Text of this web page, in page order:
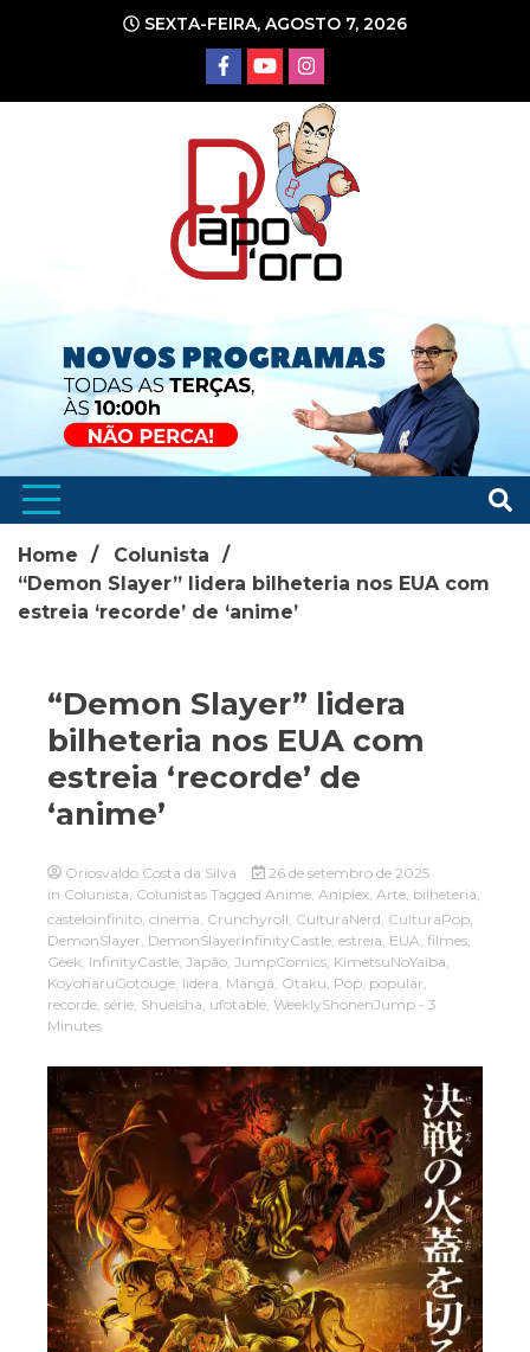
conteúdo
SEXTA-FEIRA, AGOSTO 7, 2026
Home
Colunista
“Demon Slayer” lidera bilheteria nos EUA com
estreia ‘recorde’ de ‘anime’
“Demon Slayer” lidera
bilheteria nos EUA com
estreia ‘recorde’ de
‘anime’
Oriosvaldo Costa da Silva
26 de setembro de 2025
in Colunista Colunistas Tagged Anime Aniplex Arte bilheteria
casteloinfinito cinema Crunchyroll CulturaNerd CulturaPop
DemonSlayer DemonSlayerInfinityCastle estreia EUA filmes
Geek InfinityCastle Japão JumpComics KimetsuNoYaiba
KoyoharuGotouge lidera Mangá Otaku Pop popular
recorde série Shueisha ufotable WeeklyShonenJump - 3
Minutes